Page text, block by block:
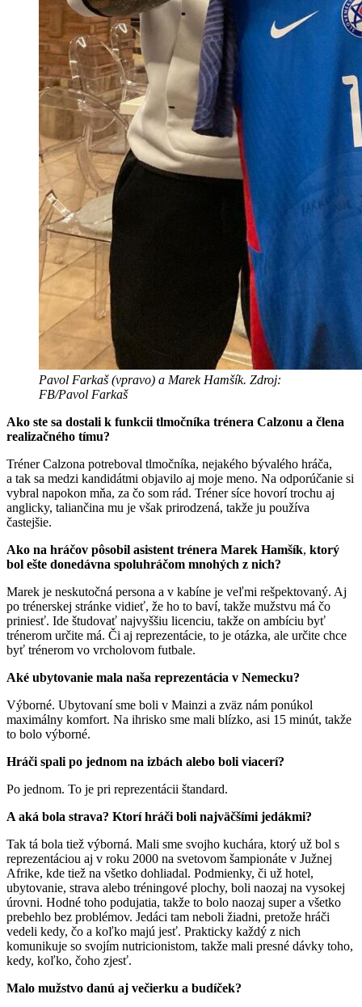
Pavol Farkaš (vpravo) a Marek Hamšík. Zdroj:
FB/Pavol Farkaš
Ako ste sa dostali k funkcii tlmočníka trénera Calzonu a člena
realizačného tímu?
Tréner Calzona potreboval tlmočníka, nejakého bývalého hráča,
a tak sa medzi kandidátmi objavilo aj moje meno. Na odporúčanie si
vybral napokon mňa, za čo som rád. Tréner síce hovorí trochu aj
anglicky, taliančina mu je však prirodzená, takže ju používa
častejšie.
Ako na hráčov pôsobil asistent trénera Marek Hamšík, ktorý
bol ešte donedávna spoluhráčom mnohých z nich?
Marek je neskutočná persona a v kabíne je veľmi rešpektovaný. Aj
po trénerskej stránke vidieť, že ho to baví, takže mužstvu má čo
priniesť. Ide študovať najvyššiu licenciu, takže on ambíciu byť
trénerom určite má. Či aj reprezentácie, to je otázka, ale určite chce
byť trénerom vo vrcholovom futbale.
Aké ubytovanie mala naša reprezentácia v Nemecku?
Výborné. Ubytovaní sme boli v Mainzi a zväz nám ponúkol
maximálny komfort. Na ihrisko sme mali blízko, asi 15 minút, takže
to bolo výborné.
Hráči spali po jednom na izbách alebo boli viacerí?
Po jednom. To je pri reprezentácii štandard.
A aká bola strava? Ktorí hráči boli najväčšími jedákmi?
Tak tá bola tiež výborná. Mali sme svojho kuchára, ktorý už bol s
reprezentáciou aj v roku 2000 na svetovom šampionáte v Južnej
Afrike, kde tiež na všetko dohliadal. Podmienky, či už hotel,
ubytovanie, strava alebo tréningové plochy, boli naozaj na vysokej
úrovni. Hodné toho podujatia, takže to bolo naozaj super a všetko
prebehlo bez problémov. Jedáci tam neboli žiadni, pretože hráči
vedeli kedy, čo a koľko majú jesť. Prakticky každý z nich
komunikuje so svojím nutricionistom, takže mali presné dávky toho,
kedy, koľko, čoho zjesť.
Malo mužstvo danú aj večierku a budíček?